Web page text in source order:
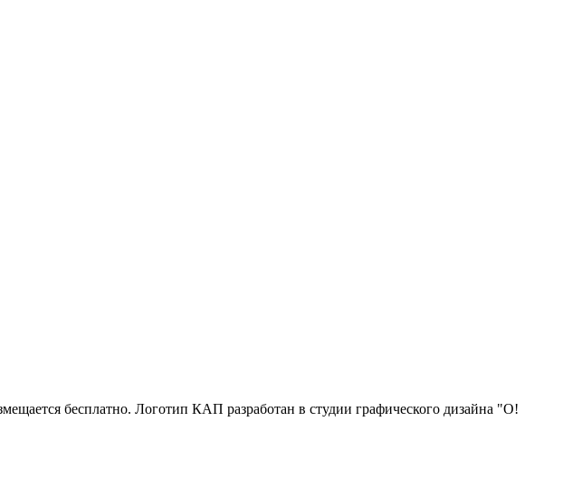
бесплатно. Логотип КАП разработан в студии графического дизайна "О!